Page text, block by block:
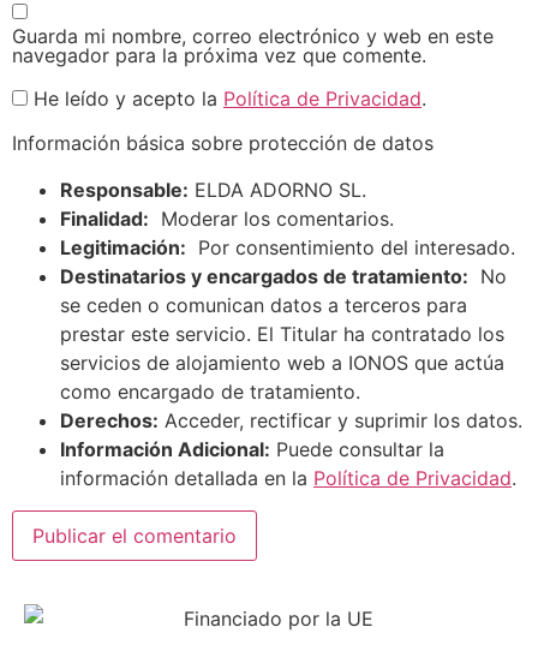
Guarda mi nombre, correo electrónico y web en este
navegador para la próxima vez que comente.
He leído y acepto la Política de Privacidad.
Información básica sobre protección de datos
Responsable: ELDA ADORNO SL.
Finalidad: Moderar los comentarios.
Legitimación: Por consentimiento del interesado.
Destinatarios y encargados de tratamiento: No
se ceden o comunican datos a terceros para
prestar este servicio. El Titular ha contratado los
servicios de alojamiento web a IONOS que actúa
como encargado de tratamiento.
Derechos: Acceder, rectificar y suprimir los datos.
Información Adicional: Puede consultar la
información detallada en la Política de Privacidad.